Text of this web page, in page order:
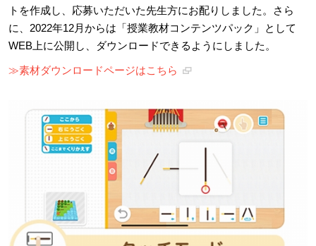
トを作成し、応募いただいた先生方にお配りしました。さら
に、2022年12月からは「授業教材コンテンツパック」として
WEB上に公開し、ダウンロードできるようにしました。
≫素材ダウンロードページはこちら